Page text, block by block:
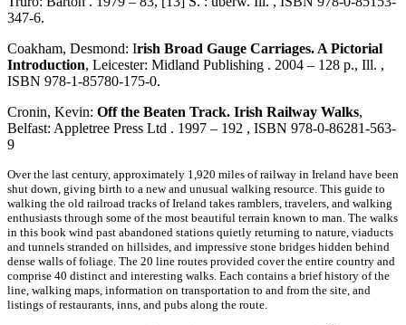
347-6.
Coakham, Desmond: Irish Broad Gauge Carriages. A Pictorial
Introduction, Leicester: Midland Publishing . 2004 – 128 p., Ill. ,
ISBN 978-1-85780-175-0.
Cronin, Kevin: Off the Beaten Track. Irish Railway Walks,
Belfast: Appletree Press Ltd . 1997 – 192 , ISBN 978-0-86281-563-
9
Over the last century, approximately 1,920 miles of railway in Ireland have been
shut down, giving birth to a new and unusual walking resource. This guide to
walking the old railroad tracks of Ireland takes ramblers, travelers, and walking
enthusiasts through some of the most beautiful terrain known to man. The walks
in this book wind past abandoned stations quietly returning to nature, viaducts
and tunnels stranded on hillsides, and impressive stone bridges hidden behind
dense walls of foliage. The 20 line routes provided cover the entire country and
comprise 40 distinct and interesting walks. Each contains a brief history of the
line, walking maps, information on transportation to and from the site, and
listings of restaurants, inns, and pubs along the route.